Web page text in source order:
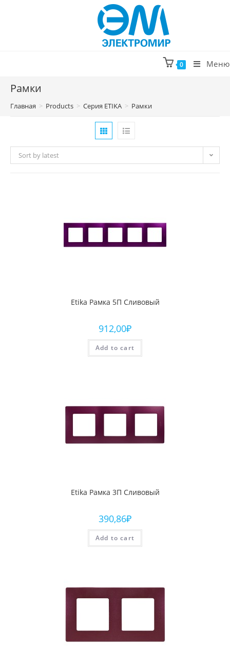
0 Меню
Рамки
Главная > Products > Серия ETIKA > Рамки
Sort by latest
Etika Рамка 5П Сливовый
912,00₽
Add to cart
Etika Рамка 3П Сливовый
390,86₽
Add to cart